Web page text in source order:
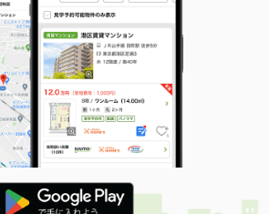
町
6万円
佐賀県鳥栖市本鳥栖町
積 23.18m²
1K
２
8.20万円